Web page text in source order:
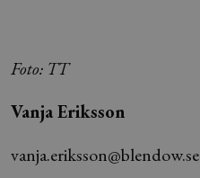
Foto: TT
Vanja Eriksson
vanja.eriksson@blendow.se